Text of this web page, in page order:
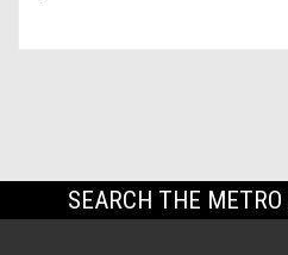
SEARCH THE